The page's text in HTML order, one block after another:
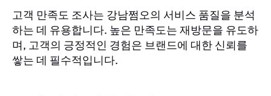
고객 만족도 조사는 강남쩜오의 서비스 품질을 분석
하는 데 유용합니다. 높은 만족도는 재방문을 유도하
며, 고객의 긍정적인 경험은 브랜드에 대한 신뢰를
쌓는 데 필수적입니다.